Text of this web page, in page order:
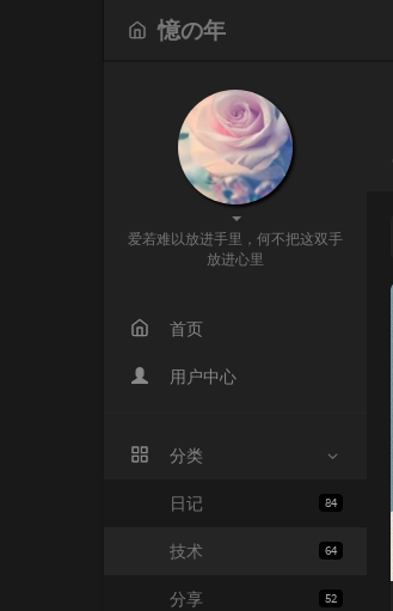
憶の年
爱若难以放进手里，何不把这双手
放进心里
首页
用户中心
分类
84
日记
64
技术
52
分享